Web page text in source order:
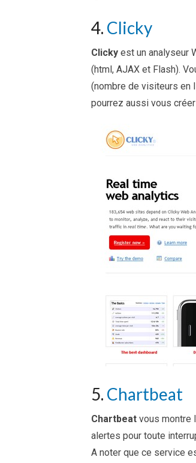
4. Clicky
Clicky est un analyseur
(html, AJAX et Flash).
(nombre de visiteurs en
pourrez aussi vous
5. Chartbeat
Chartbeat vous montre
alertes pour toute
A noter que ce service